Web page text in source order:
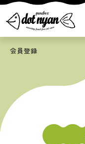
会員登録